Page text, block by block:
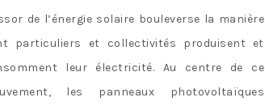
de l’énergie solaire bouleverse la manière
particuliers et collectivités produisent et
leur électricité. Au centre de ce
les panneaux photovoltaïques